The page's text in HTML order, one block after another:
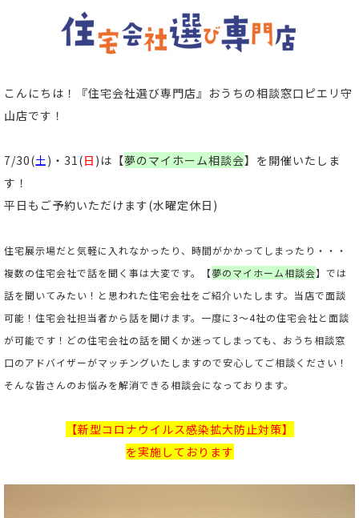
こんにちは！
『住宅会社選び専門店』おうちの相談窓口ピエリ守
山店です！
7/30(土 )・31(日 )は【夢のマイホーム相談会】 を開催いたしま
す！
平日もご予約いただけます(水曜定休日)
住宅展示場だと気軽に入れなかったり、時間がかかってしまったり・・・
複数の住宅会社で話を聞く事は大変です。【夢のマイホーム相談会】では
話を聞いてみたい！と思われた住宅会社をご紹介いたします。当店で面談
可能！住宅会社担当者から話を聞けます。一度に3～4社の住宅会社と面談
が可能です！どの住宅会社の話を聞くか迷ってしまっても、おうち相談窓
口のアドバイザーがマッチングいたしますので安心してご相談ください！
そんな皆さんのお悩みを解消できる相談会になっております。
【新型コロナウイルス感染拡大防止対策】
を実施しております